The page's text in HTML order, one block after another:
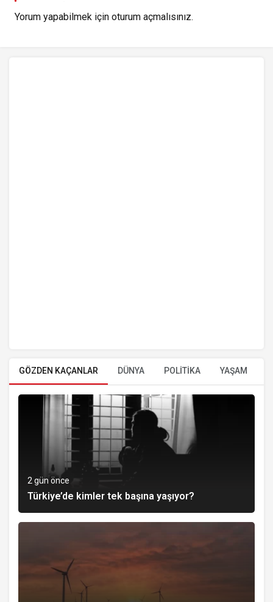
Yorum yapabilmek için oturum açmalısınız.
GÖZDEN KAÇANLAR DÜNYA POLİTİKA YAŞAM
2 gün önce
Türkiye’de kimler tek başına yaşıyor?